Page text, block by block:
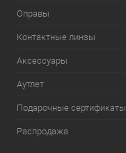
Оправы
Контактные линзы
Аксессуары
Аутлет
Подарочные сертификаты
Распродажа